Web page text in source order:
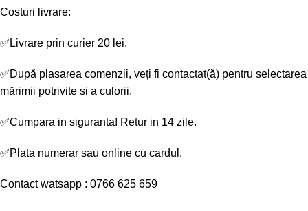
Costuri livrare:
✅ Livrare prin curier 20 lei.
✅După plasarea comenzii, veți fi contactat(ă) pentru selectarea
mărimii potrivite si a culorii.
✅Cumpara in siguranta! Retur in 14 zile.
✅Plata numerar sau online cu cardul.
Contact watsapp : 0766 625 659